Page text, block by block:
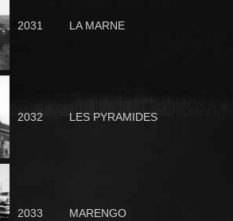
2031 LA MARNE
2032 LES PYRAMIDES
2033 MARENGO